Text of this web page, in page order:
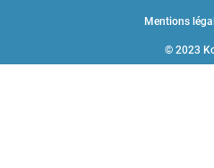
© 2023
Mentions